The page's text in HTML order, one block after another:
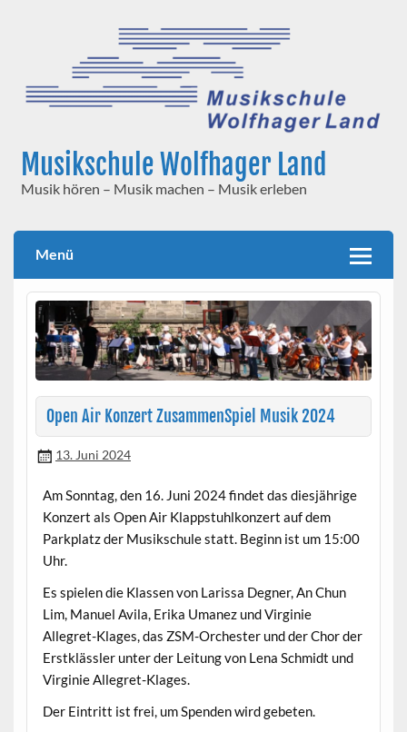
Musikschule Wolfhager Land
Musik hören – Musik machen – Musik erleben
Menü
Open Air Konzert ZusammenSpiel Musik 2024
13. Juni 2024
Am Sonntag, den 16. Juni 2024 findet das diesjährige
Konzert als Open Air Klappstuhlkonzert auf dem
Parkplatz der Musikschule statt. Beginn ist um 15:00
Uhr.
Es spielen die Klassen von Larissa Degner, An Chun
Lim, Manuel Avila, Erika Umanez und Virginie
Allegret-Klages, das ZSM-Orchester und der Chor der
Erstklässler unter der Leitung von Lena Schmidt und
Virginie Allegret-Klages.
Der Eintritt ist frei, um Spenden wird gebeten.